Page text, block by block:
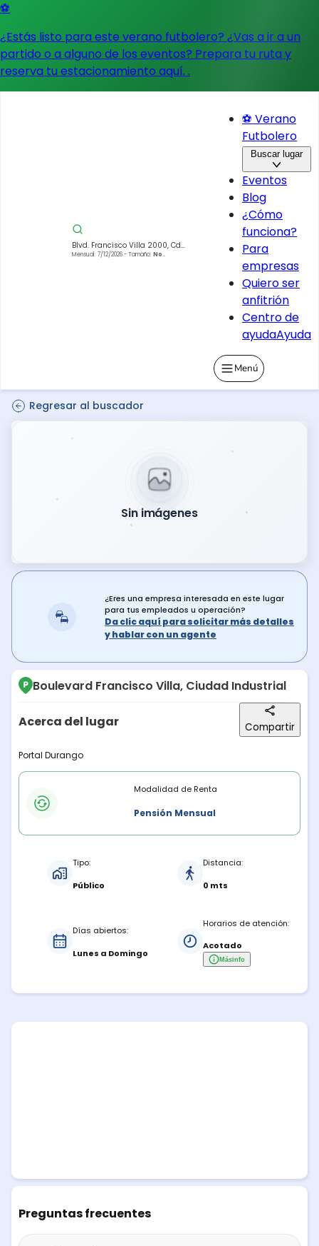
⚽
¿Estás listo para este verano futbolero? ¿Vas a ir a un
partido o a alguno de los eventos? Prepara tu ruta y
reserva tu estacionamiento aquí. .
Blvd. Francisco Villa 2000, Cd
Industrial, 34000 Durango, Dgo.,
Mensual: 7/12/2026- Tamaño: No
⚽ Verano
Futbolero
Buscar lugar
Eventos
Blog
¿Cómo
funciona?
Para
empresas
Quiero ser
anfitrión
Centro de
ayudaAyuda
Menú
Regresar al buscador
Sin imágenes
¿Eres una empresa interesada en este lugar
para tus empleados u operación?
Da clic aquí para solicitar más detalles
y hablar con un agente
Boulevard Francisco Villa, Ciudad Industrial
Acerca del lugar Compartir
Descripción del lugar
Portal Durango
Modalidades de rentaModalidad de Renta
Pensión Mensual
Tipo:
Público
Distancia:
0 mts
Días abiertos:
Lunes a Domingo
Horarios de atención:
Acotado
Másinfo
Preguntas frecuentes